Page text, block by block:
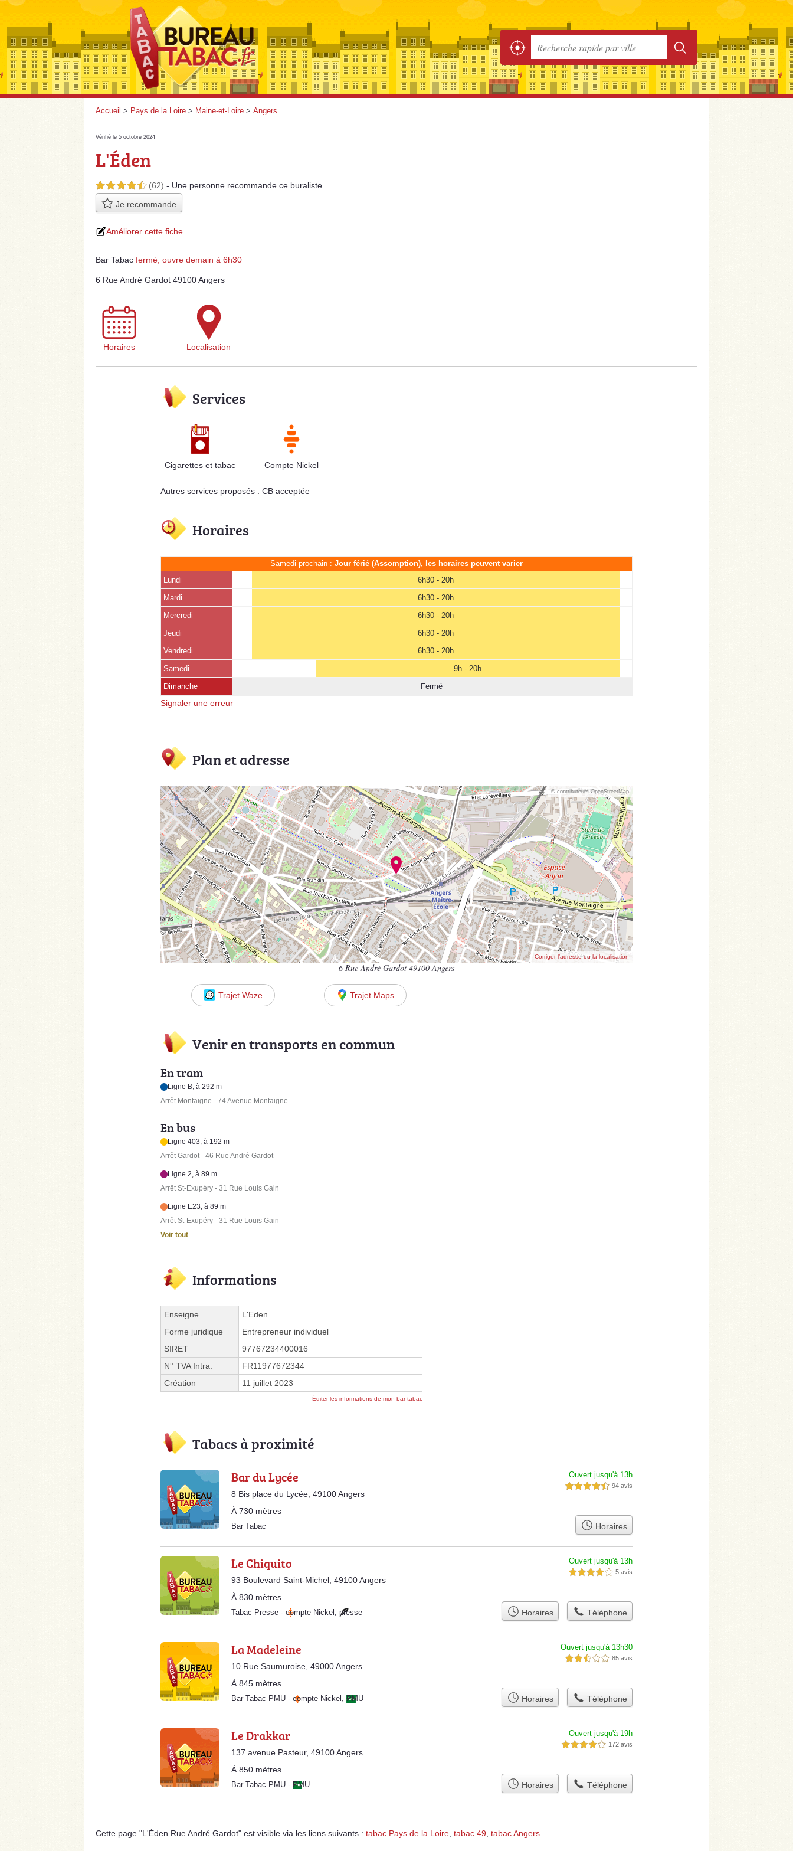
Accueil > Pays de la Loire > Maine-et-Loire > Angers
Vérifié le 5 octobre 2024
L'Éden
4,5 étoiles sur 5 (62) - Une personne recommande ce buraliste.
Je recommande
Améliorer cette fiche
Bar Tabac fermé, ouvre demain à 6h30
6 Rue André Gardot 49100 Angers
Horaires Localisation
Services
Cigarettes et tabac Compte Nickel
Autres services proposés : CB acceptée
Horaires
Samedi prochain : Jour férié (Assomption), les horaires peuvent varier
Lundi
6h30 - 20h
Mardi 6h30 - 20h
Mercredi 6h30 - 20h
Jeudi 6h30 - 20h
Vendredi 6h30 - 20h
Samedi 9h - 20h
Dimanche Fermé
Signaler une erreur
Plan et adresse
© contributeurs OpenStreetMap
Corriger l’adresse ou la localisation
6 Rue André Gardot 49100 Angers
Trajet Waze Trajet Maps
Venir en transports en commun
En tram
Ligne B, à 292 m
Arrêt Montaigne - 74 Avenue Montaigne
En bus
Ligne 403, à 192 m
Arrêt Gardot - 46 Rue André Gardot
Ligne 2, à 89 m
Arrêt St-Exupéry - 31 Rue Louis Gain
Ligne E23, à 89 m
Arrêt St-Exupéry - 31 Rue Louis Gain
Voir tout
Informations
Enseigne
L'Eden
Forme juridique
Entrepreneur individuel
SIRET
97767234400016
N° TVA Intra.
FR11977672344
Création
11 juillet 2023
Éditer les informations de mon bar tabac
Tabacs à proximité
Bar du Lycée
8 Bis place du Lycée, 49100 Angers
À 730 mètres
Ouvert jusqu'à 13h
4,5 étoiles sur 5 94 avis
Bar Tabac Horaires
Le Chiquito
93 Boulevard Saint-Michel, 49100 Angers
À 830 mètres
Ouvert jusqu'à 13h
4,0 étoiles sur 5 5 avis
Tabac Presse - compte Nickel , presse Horaires Téléphone
La Madeleine
10 Rue Saumuroise, 49000 Angers
À 845 mètres
Ouvert jusqu'à 13h30
2,5 étoiles sur 5 85 avis
Bar Tabac PMU - compte Nickel , PMU Horaires Téléphone
Le Drakkar
137 avenue Pasteur, 49100 Angers
À 850 mètres
Ouvert jusqu'à 19h
4,0 étoiles sur 5 172 avis
Bar Tabac PMU - PMU Horaires Téléphone
Cette page "L'Éden Rue André Gardot" est visible via les liens suivants : tabac Pays de la Loire, tabac 49, tabac Angers.